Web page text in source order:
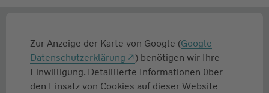
Zur Anzeige der Karte von Google (Google
Datenschutzerklärung
) benötigen wir Ihre
Einwilligung. Detaillierte Informationen über
den Einsatz von Cookies auf dieser Website